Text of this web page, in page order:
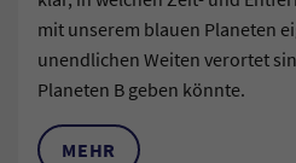
mit unserem blauen Planeten
unendlichen Weiten verortet
Planeten B geben könnte.
MEHR